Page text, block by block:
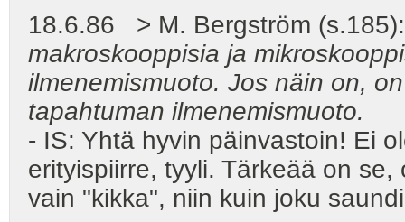
18.6.86 > M. Bergström
makroskooppisia ja
ilmenemismuoto. Jos näin on,
tapahtuman ilmenemismuoto.
- IS: Yhtä hyvin päinvastoin! Ei
erityispiirre, tyyli. Tärkeää on
vain "kikka", niin kuin joku